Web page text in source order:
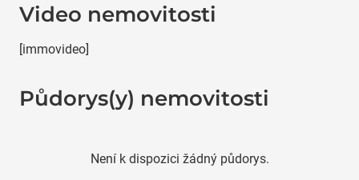
Video nemovitosti
[immovideo]
Půdorys(y) nemovitosti
Není k dispozici žádný půdorys.